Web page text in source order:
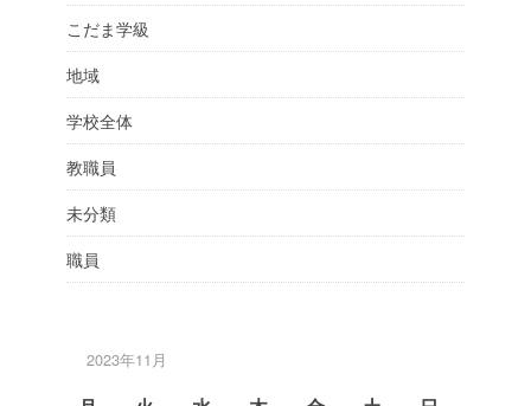
こだま学級
地域
学校全体
教職員
未分類
職員
2023年11月